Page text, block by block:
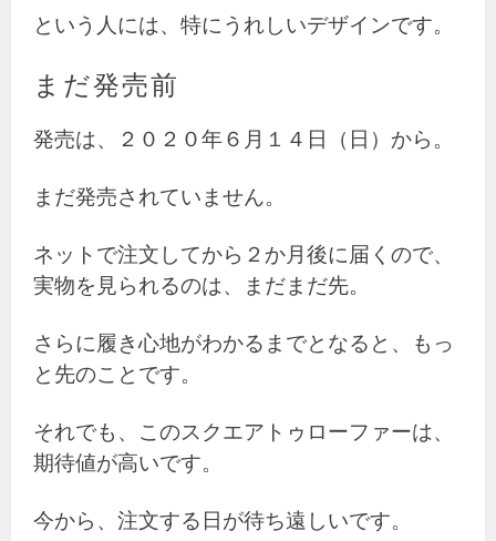
という人には、特にうれしいデザインです。
まだ発売前
発売は、２０２０年６月１４日（日）から。
まだ発売されていません。
ネットで注文してから２か月後に届くので、
実物を見られるのは、まだまだ先。
さらに履き心地がわかるまでとなると、もっ
と先のことです。
それでも、このスクエアトゥローファーは、
期待値が高いです。
今から、注文する日が待ち遠しいです。